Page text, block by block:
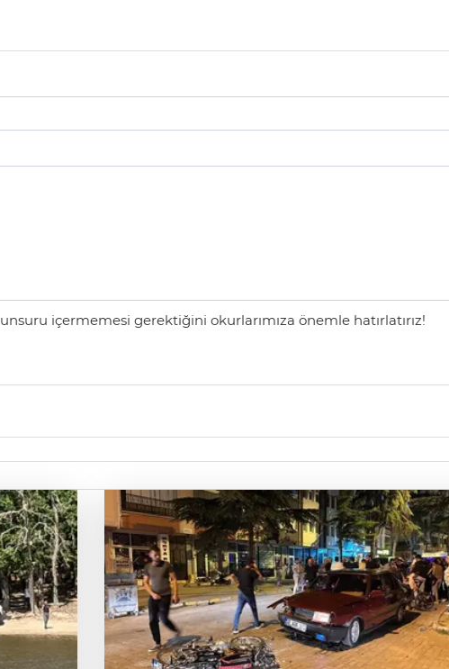
içermemesi gerektiğini okurlarımıza önemle hatırlatırız!